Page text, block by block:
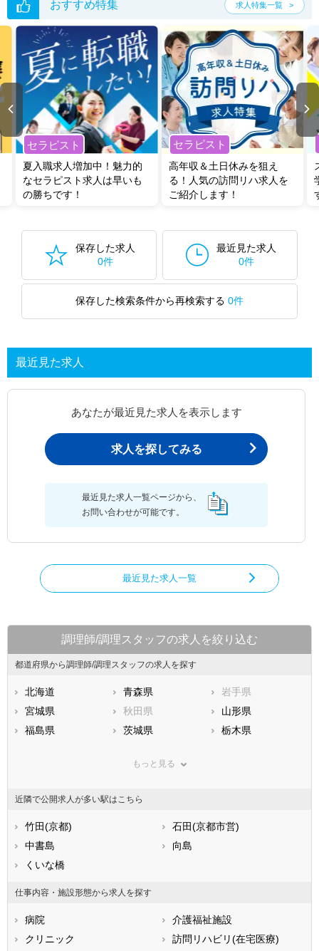
おすすめ特集 求人特集一覧
セラピスト
夏入職求人増加中！魅力的
なセラピスト求人は早いも
の勝ちです！
セラピスト
高年収＆土日休みを狙え
る！人気の訪問リハ求人を
ご紹介します！
保存した求人
0件
最近見た求人
0件
保存した検索条件から再検索する 0件
最近見た求人
あなたが最近見た求人を表示します
求人を探してみる
最近見た求人一覧ページから、
お問い合わせが可能です。
最近見た求人一覧
調理師/調理スタッフの求人を絞り込む
都道府県から調理師/調理スタッフの求人を探す
北海道 青森県
岩手県
宮城県
秋田県
山形県
福島県
茨城県
栃木県
神奈川県
石川県
福井県
静岡県
三重県
滋賀県
兵庫県
香川県
高知県
福岡県
長崎県
もっと見る
近隣で公開求人が多い駅はこちら
竹田(京都)
石田(京都市営)
中書島
向島
くいな橋
仕事内容・施設形態から求人を探す
病院
介護福祉施設
クリニック
訪問リハビリ(在宅医療)